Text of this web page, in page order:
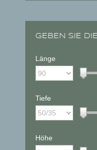
GEBEN SIE
Länge
Tiefe
Höhe